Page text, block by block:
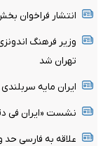
انتشار فراخوان
وزیر فرهنگ
تهران شد
ایران مایه
نشست «ایران فی
علاقه به فارسی